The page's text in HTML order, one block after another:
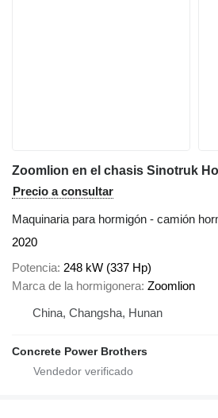
Zoomlion en el chasis Sinotruk
Precio a consultar
Maquinaria para hormigón - camión
2020
Potencia 248 kW (337 Hp)
Marca de la hormigonera Zoomlion
China, Changsha, Hunan
Concrete Power Brothers